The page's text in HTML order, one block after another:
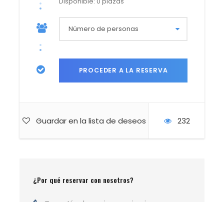
Guardar en la lista de deseos 232
¿Por qué reservar con nosotros?
Luis Pablo González